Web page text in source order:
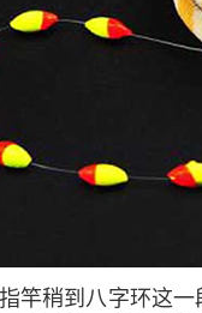
竿稍到八字环这